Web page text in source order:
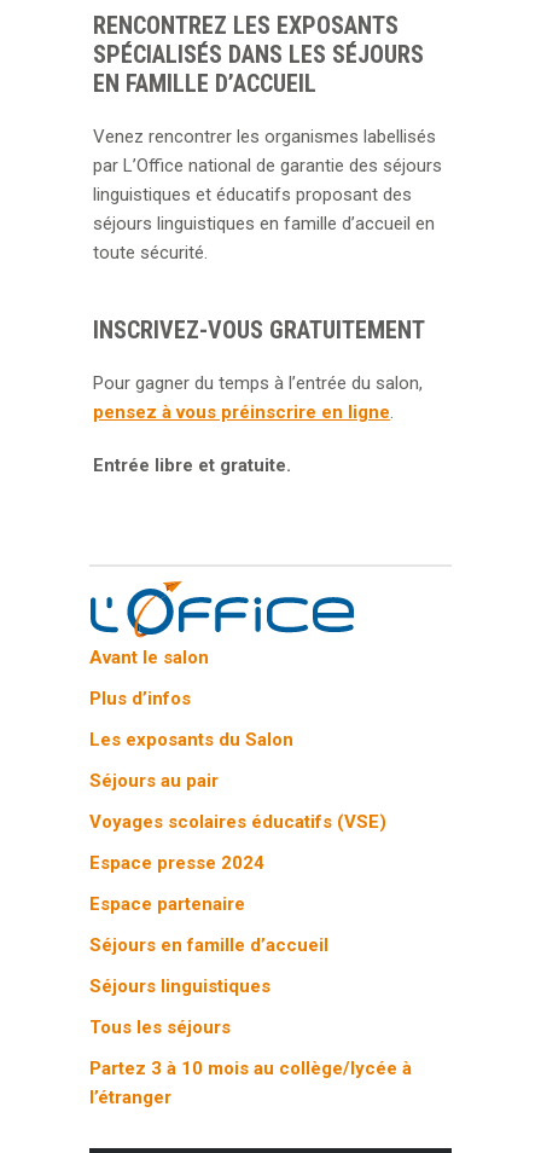
RENCONTREZ LES EXPOSANTS
SPÉCIALISÉS DANS LES SÉJOURS
EN FAMILLE D’ACCUEIL
Venez rencontrer les organismes labellisés
par L’Office national de garantie des séjours
linguistiques et éducatifs proposant des
séjours linguistiques en famille d’accueil en
toute sécurité.
INSCRIVEZ-VOUS GRATUITEMENT
Pour gagner du temps à l’entrée du salon,
pensez à vous préinscrire en ligne.
Entrée libre et gratuite.
Avant le salon
Plus d’infos
Les exposants du Salon
Séjours au pair
Voyages scolaires éducatifs (VSE)
Espace presse 2024
Espace partenaire
Séjours en famille d’accueil
Séjours linguistiques
Tous les séjours
Partez 3 à 10 mois au collège/lycée à
l’étranger